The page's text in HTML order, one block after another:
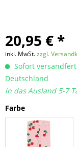
20,95 € *
inkl. MwSt.zzgl.
Sofort
Deutschland
in das Ausland 5-7
Farbe